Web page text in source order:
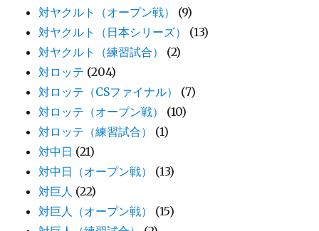
対ヤクルト（オープン戦）
(9)
対ヤクルト（日本シリーズ）
(13)
対ヤクルト（練習試合）
(2)
対ロッテ (204)
対ロッテ（CSファイナル）
(7)
対ロッテ（オープン戦）
(10)
対ロッテ（練習試合）
(1)
対中日 (21)
対中日（オープン戦）
(13)
対巨人 (22)
対巨人（オープン戦）
(15)